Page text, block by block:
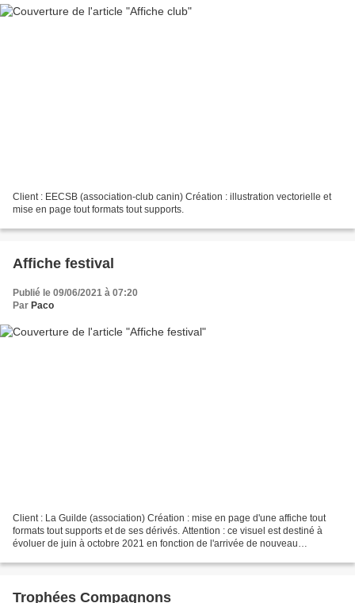
Client : EECSB (association-club canin) Création : illustration vectorielle et
mise en page tout formats tout supports.
Affiche festival
Publié le 09/06/2021 à 07:20
Par Paco
Client : La Guilde (association) Création : mise en page d'une affiche tout
formats tout supports et de ses dérivés. Attention : ce visuel est destiné à
évoluer de juin à octobre 2021 en fonction de l'arrivée de nouveau
Trophées Compagnons